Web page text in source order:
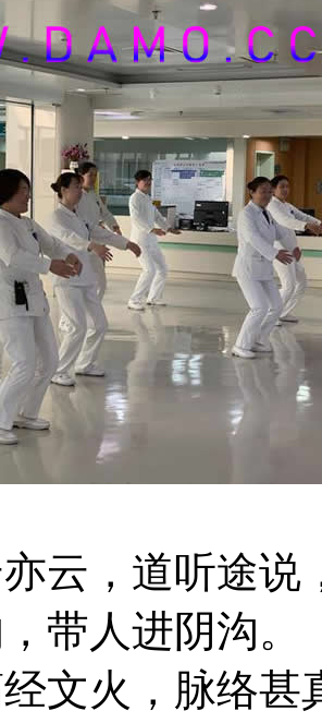
，道听途说
带人进阴沟。
火，脉络甚